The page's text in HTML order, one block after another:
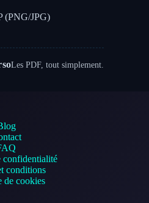
(PNG/JPG)
Les PDF, tout simplement.
confidentialité
conditions
de cookies